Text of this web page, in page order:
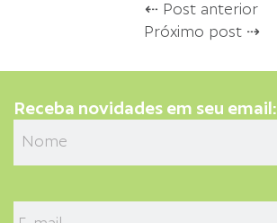
⇠ Post anterior
Próximo post ⇢
Receba novidades em seu email: